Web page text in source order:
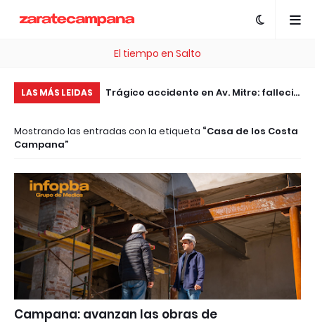
El tiempo en Salto
LAS MÁS LEIDAS
esta plataforma te
Trágico accidente en Av. Mitre: falleció
patrullero
Mostrando las entradas con la etiqueta Casa de los Costa
Campana
Campana: avanzan las obras de